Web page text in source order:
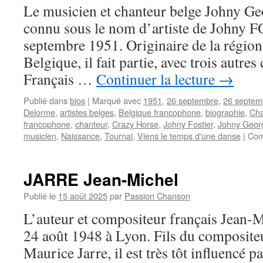
Le musicien et chanteur belge Johny
connu sous le nom d’artiste de Johny
septembre 1951. Originaire de la
Belgique, il fait partie, avec trois autres
Français … Continuer la lecture →
Publié dansbios | Marqué avec 1951, 26 septembre, 26
Delorme, artistes belges, Belgique francophone, biographie,
francophone, chanteur, Crazy Horse, Johny Fostier, Johny
musicien, Naissance, Tournai, Viens le temps d'une danse |
JARRE Jean-Michel
Publié le 15 août 2025par Passion Chanson
L’auteur et compositeur français
24 août 1948 à Lyon. Fils du
Maurice Jarre, il est très tôt influencé